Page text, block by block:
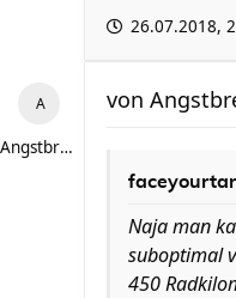
26.07.2018,
Angstbremser
von
Naja man
suboptimal
450